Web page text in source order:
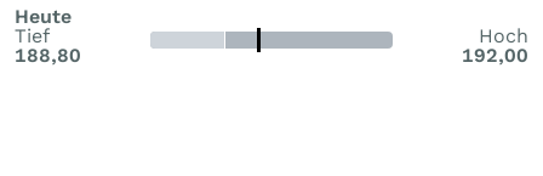
Heute
Tief
188,80
Hoch
192,00